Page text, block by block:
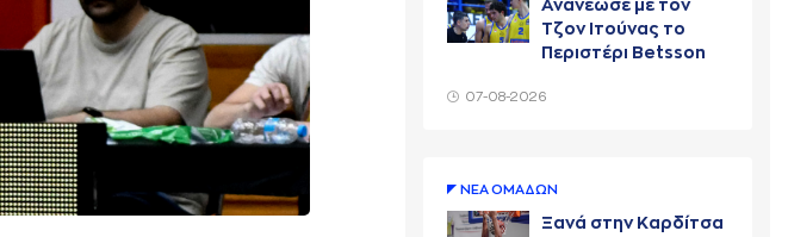
Ανανέωσε με τον
Τζον Ιτούνας το
Περιστέρι Betsson
07-08-2026
ΝΕA ΟΜAΔΩΝ
Ξανά στην Καρδίτσα